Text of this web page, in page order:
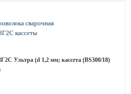
Ультра (d 1,2 мм; кассета (BS300/18)